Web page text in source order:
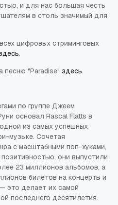
и для нас большая честь
в столь значимый для
цифровых стриминговых
.
песню "Paradise" здесь.
по группе Джеем
основал Rascal Flatts в
из самых успешных
музыке. Сочетая
с масштабными поп-хуками,
они выпустили
23 миллионов альбомов, а
билетов на концерты и
это делает их самой
последнего десятилетия.